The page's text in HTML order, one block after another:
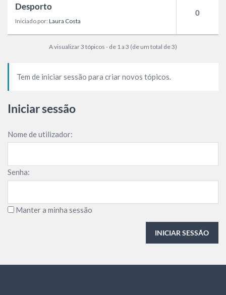
Desporto
Iniciado por: Laura Costa
0
A visualizar 3 tópicos - de 1 a 3 (de um total de 3)
Tem de iniciar sessão para criar novos tópicos.
Iniciar sessão
Nome de utilizador:
Senha:
Manter a minha sessão
INICIAR SESSÃO